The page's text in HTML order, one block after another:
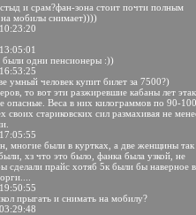
стыд и срам?фан-зона стоит почти полным
мобилы снимает))))
были одни пенсионеры :))
умный человек купит билет за 7500?)
то вот эти разжиревшие кабаны лет
опасные. Веса в них килограммов по 90-100
своих стариковских сил размахивая не
многие были в куртках, а две женщины так
хз что это было, фанка была узкой, не
сделали прайс хотяб 5к были бы наверное в
прыгать и снимать на мобилу?